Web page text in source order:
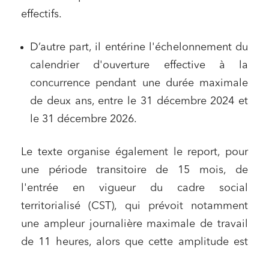
effectifs.
D’autre part, il entérine l'échelonnement du
calendrier d'ouverture effective à la
concurrence pendant une durée maximale
de deux ans, entre le 31 décembre 2024 et
le 31 décembre 2026.
Le texte organise également le report, pour
une période transitoire de 15 mois, de
l'entrée en vigueur du cadre social
territorialisé (CST), qui prévoit notamment
une ampleur journalière maximale de travail
de 11 heures, alors que cette amplitude est